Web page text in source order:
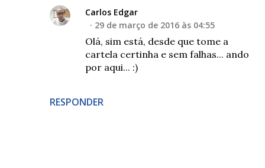
RESPONDER
Carlos Edgar
29 de março de 2016 às 04:55
Olá, sim está, desde que tome a
cartela certinha e sem falhas... ando
por aqui... :)